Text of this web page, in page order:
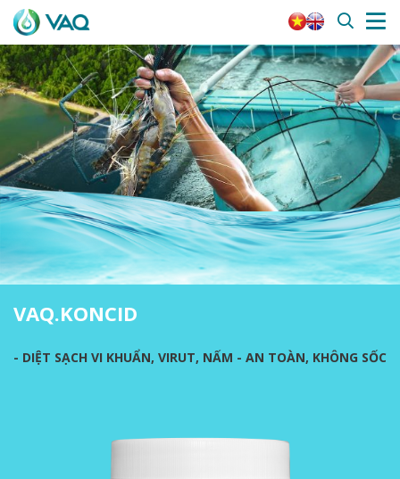
VAQ.KONCID
- DIỆT SẠCH VI KHUẨN, VIRUT, NẤM - AN TOÀN, KHÔNG SỐC